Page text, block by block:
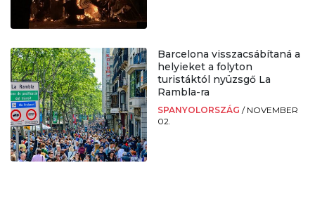
Barcelona visszacsábítaná a
helyieket a folyton
turistáktól nyüzsgő La
Rambla-ra
SPANYOLORSZÁG / NOVEMBER
02.